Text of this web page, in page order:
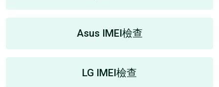
Asus IMEI檢查
LG IMEI檢查